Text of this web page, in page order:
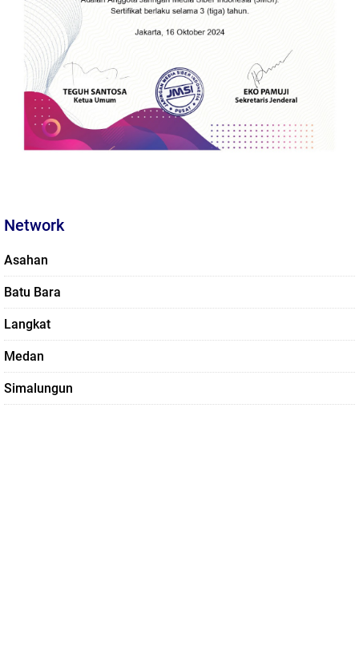
Network
Asahan
Batu Bara
Langkat
Medan
Simalungun